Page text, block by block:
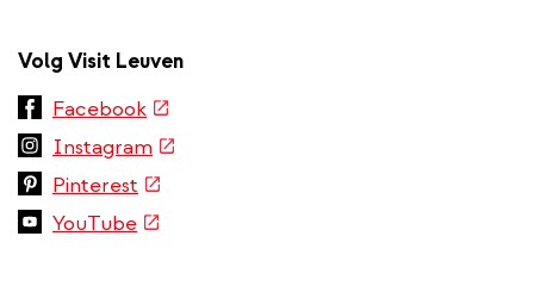
Volg Visit Leuven
Facebook(externe
link)
Instagram (externe
link)
Pinterest (externe
link)
YouTube(externe